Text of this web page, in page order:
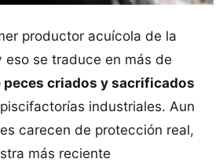
productor acuícola de la
eso se traduce en más de
criados y sacrificados
industriales. Aun
carecen de protección real,
más reciente